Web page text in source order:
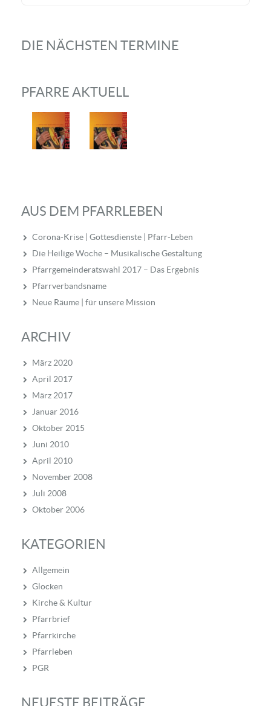
DIE NÄCHSTEN TERMINE
PFARRE AKTUELL
AUS DEM PFARRLEBEN
Corona-Krise | Gottesdienste | Pfarr-Leben
Die Heilige Woche – Musikalische Gestaltung
Pfarrgemeinderatswahl 2017 – Das Ergebnis
Pfarrverbandsname
Neue Räume | für unsere Mission
ARCHIV
März 2020
April 2017
März 2017
Januar 2016
Oktober 2015
Juni 2010
April 2010
November 2008
Juli 2008
Oktober 2006
KATEGORIEN
Allgemein
Glocken
Kirche & Kultur
Pfarrbrief
Pfarrkirche
Pfarrleben
PGR
NEUESTE BEITRÄGE